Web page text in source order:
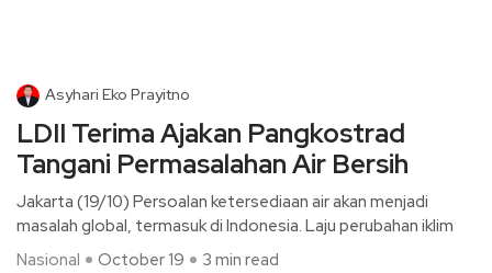
Asyhari Eko Prayitno
LDII Terima Ajakan Pangkostrad
Tangani Permasalahan Air Bersih
Jakarta (19/10) Persoalan ketersediaan air akan menjadi
masalah global, termasuk di Indonesia. Laju perubahan iklim
Nasional
October 19 3 min read